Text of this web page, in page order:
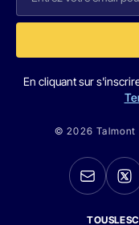
En cliquant sur
© 2026 Talmont